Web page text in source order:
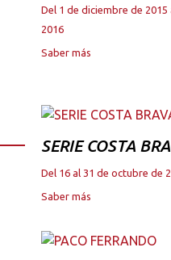
Del 1 de diciembre de 2015
2016
Saber más
SERIE COSTA
Del 16 al 31 de octubre de
Saber más